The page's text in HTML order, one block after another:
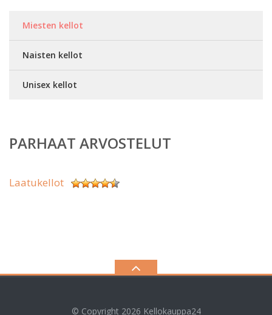
Miesten kellot
Naisten kellot
Unisex kellot
PARHAAT ARVOSTELUT
Laatukellot
© Copyright 2026 Kellokauppa24